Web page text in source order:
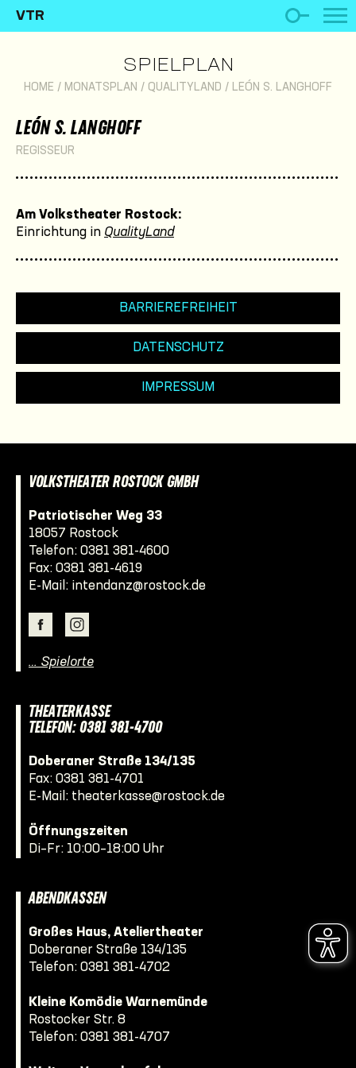
VTR
SPIELPLAN
HOME / MONATSPLAN / QUALITYLAND / LEÓN S. LANGHOFF
LEÓN S. LANGHOFF
REGISSEUR
Am Volkstheater Rostock:
Einrichtung in QualityLand
BARRIEREFREIHEIT
DATENSCHUTZ
IMPRESSUM
VOLKSTHEATER ROSTOCK GMBH
Patriotischer Weg 33
18057 Rostock
Telefon: 0381 381-4600
Fax: 0381 381-4619
E-Mail: intendanz@rostock.de
… Spielorte
THEATERKASSE
TELEFON: 0381 381-4700
Doberaner Straße 134/135
Fax: 0381 381-4701
E-Mail: theaterkasse@rostock.de
Öffnungszeiten
Di–Fr: 10:00–18:00 Uhr
ABENDKASSEN
Großes Haus, Ateliertheater
Doberaner Straße 134/135
Telefon: 0381 381-4702
Kleine Komödie Warnemünde
Rostocker Str. 8
Telefon: 0381 381-4707